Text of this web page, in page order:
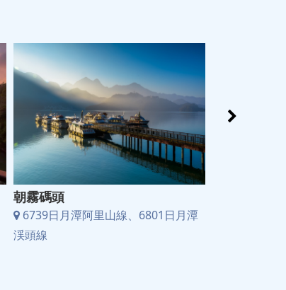
朝霧碼頭
6739日月潭阿里山線、6801日月潭
渓頭線